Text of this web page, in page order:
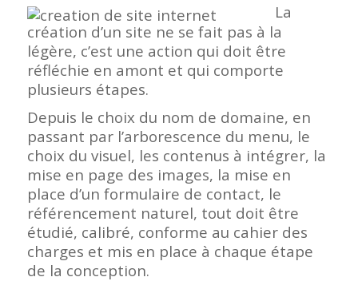
La
création d’un site ne se fait pas à la
légère, c’est une action qui doit être
réfléchie en amont et qui comporte
plusieurs étapes.
Depuis le choix du nom de domaine, en
passant par l’arborescence du menu, le
choix du visuel, les contenus à intégrer, la
mise en page des images, la mise en
place d’un formulaire de contact, le
référencement naturel, tout doit être
étudié, calibré, conforme au cahier des
charges et mis en place à chaque étape
de la conception.